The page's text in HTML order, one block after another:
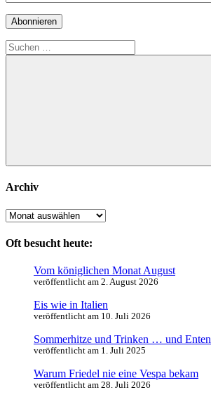
Mail-
Adresse
Abonnieren
Suchen
nach:
Suchen
Archiv
Archiv
Oft besucht heute:
Vom königlichen Monat August
veröffentlicht am 2. August 2026
Eis wie in Italien
veröffentlicht am 10. Juli 2026
Sommerhitze und Trinken … und Enten
veröffentlicht am 1. Juli 2025
Warum Friedel nie eine Vespa bekam
veröffentlicht am 28. Juli 2026